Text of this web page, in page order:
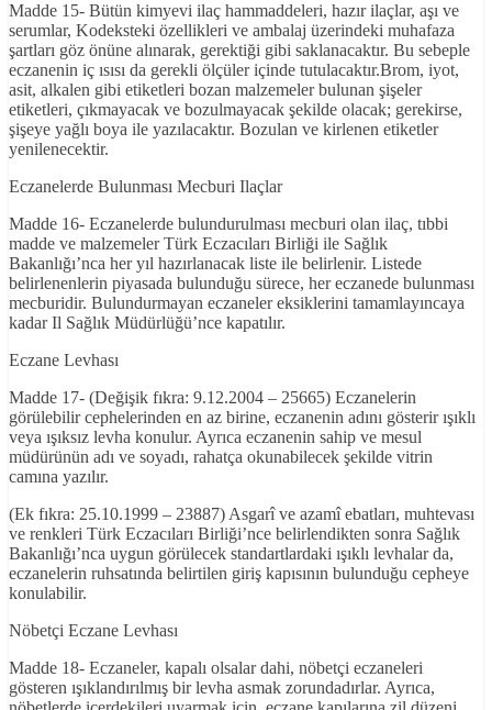
Madde 15- Bütün kimyevi ilaç hammaddeleri, hazır ilaçlar, aşı ve
serumlar, Kodeksteki özellikleri ve ambalaj üzerindeki muhafaza
şartları göz önüne alınarak, gerektiği gibi saklanacaktır. Bu sebeple
eczanenin iç ısısı da gerekli ölçüler içinde tutulacaktır.Brom, iyot,
asit, alkalen gibi etiketleri bozan malzemeler bulunan şişeler
etiketleri, çıkmayacak ve bozulmayacak şekilde olacak; gerekirse,
şişeye yağlı boya ile yazılacaktır. Bozulan ve kirlenen etiketler
yenilenecektir.
Eczanelerde Bulunması Mecburi Ilaçlar
Madde 16- Eczanelerde bulundurulması mecburi olan ilaç, tıbbi
madde ve malzemeler Türk Eczacıları Birliği ile Sağlık
Bakanlığı’nca her yıl hazırlanacak liste ile belirlenir. Listede
belirlenenlerin piyasada bulunduğu sürece, her eczanede bulunması
mecburidir. Bulundurmayan eczaneler eksiklerini tamamlayıncaya
kadar Il Sağlık Müdürlüğü’nce kapatılır.
Eczane Levhası
Madde 17- (Değişik fıkra: 9.12.2004 – 25665) Eczanelerin
görülebilir cephelerinden en az birine, eczanenin adını gösterir ışıklı
veya ışıksız levha konulur. Ayrıca eczanenin sahip ve mesul
müdürünün adı ve soyadı, rahatça okunabilecek şekilde vitrin
camına yazılır.
(Ek fıkra: 25.10.1999 – 23887) Asgarî ve azamî ebatları, muhtevası
ve renkleri Türk Eczacıları Birliği’nce belirlendikten sonra Sağlık
Bakanlığı’nca uygun görülecek standartlardaki ışıklı levhalar da,
eczanelerin ruhsatında belirtilen giriş kapısının bulunduğu cepheye
konulabilir.
Nöbetçi Eczane Levhası
Madde 18- Eczaneler, kapalı olsalar dahi, nöbetçi eczaneleri
gösteren ışıklandırılmış bir levha asmak zorundadırlar. Ayrıca,